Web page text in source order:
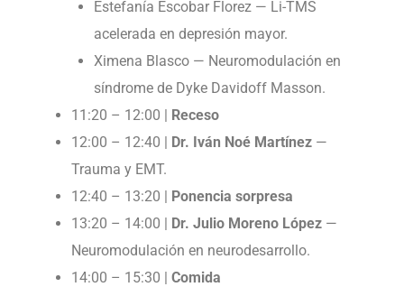
Estefanía Escobar Florez — Li-TMS
acelerada en depresión mayor.
Ximena Blasco — Neuromodulación en
síndrome de Dyke Davidoff Masson.
11:20 – 12:00 | Receso
12:00 – 12:40 | Dr. Iván Noé Martínez —
Trauma y EMT.
12:40 – 13:20 | Ponencia sorpresa
13:20 – 14:00 | Dr. Julio Moreno López —
Neuromodulación en neurodesarrollo.
14:00 – 15:30 |Comida